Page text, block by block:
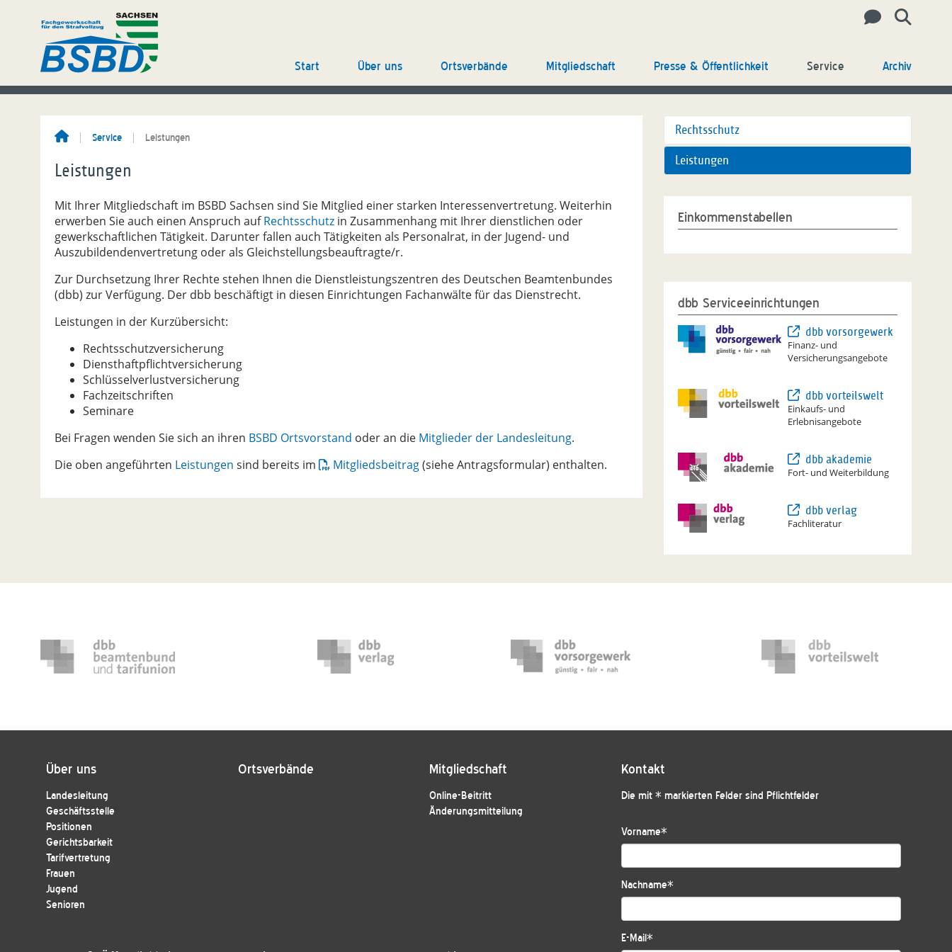
Start Über uns Ortsverbände Mitgliedschaft Presse & Öffentlichkeit Service Archiv
Service Leistungen
Leistungen
Mit Ihrer Mitgliedschaft im BSBD Sachsen sind Sie Mitglied einer starken Interessenvertretung. Weiterhin
erwerben Sie auch einen Anspruch aufRechtsschutz in Zusammenhang mit Ihrer dienstlichen oder
gewerkschaftlichen Tätigkeit. Darunter fallen auch Tätigkeiten als Personalrat, in der Jugend- und
Auszubildendenvertretung oder als Gleichstellungsbeauftragte/r.
Zur Durchsetzung Ihrer Rechte stehen Ihnen die Dienstleistungszentren des Deutschen Beamtenbundes
(dbb) zur Verfügung. Der dbb beschäftigt in diesen Einrichtungen Fachanwälte für das Dienstrecht.
Leistungen in der Kurzübersicht:
Rechtsschutzversicherung
Diensthaftpflichtversicherung
Schlüsselverlustversicherung
Fachzeitschriften
Seminare
Bei Fragen wenden Sie sich an ihren BSBD Ortsvorstand oder an die Mitglieder der Landesleitung.
Die oben angeführten Leistungen sind bereits im Mitgliedsbeitrag(siehe Antragsformular) enthalten.
Rechtsschutz
Leistungen
Einkommenstabellen
dbb Serviceeinrichtungen
dbb vorsorgewerk
Finanz- und
Versicherungsangebote
dbb vorteilswelt
Einkaufs- und
Erlebnisangebote
dbb akademie
Fort- und Weiterbildung
dbb verlag
Fachliteratur
Über uns
Landesleitung
Geschäftsstelle
Positionen
Gerichtsbarkeit
Tarifvertretung
Frauen
Jugend
Senioren
Ortsverbände Mitgliedschaft
Online-Beitritt
Änderungsmitteilung
Kontakt
Die mit * markierten Felder sind Pflichtfelder
Vorname*
Nachname*
E-Mail*